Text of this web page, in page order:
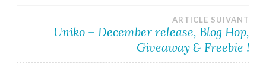
l’article
ARTICLE SUIVANT
Uniko – December release, Blog Hop,
Giveaway & Freebie !